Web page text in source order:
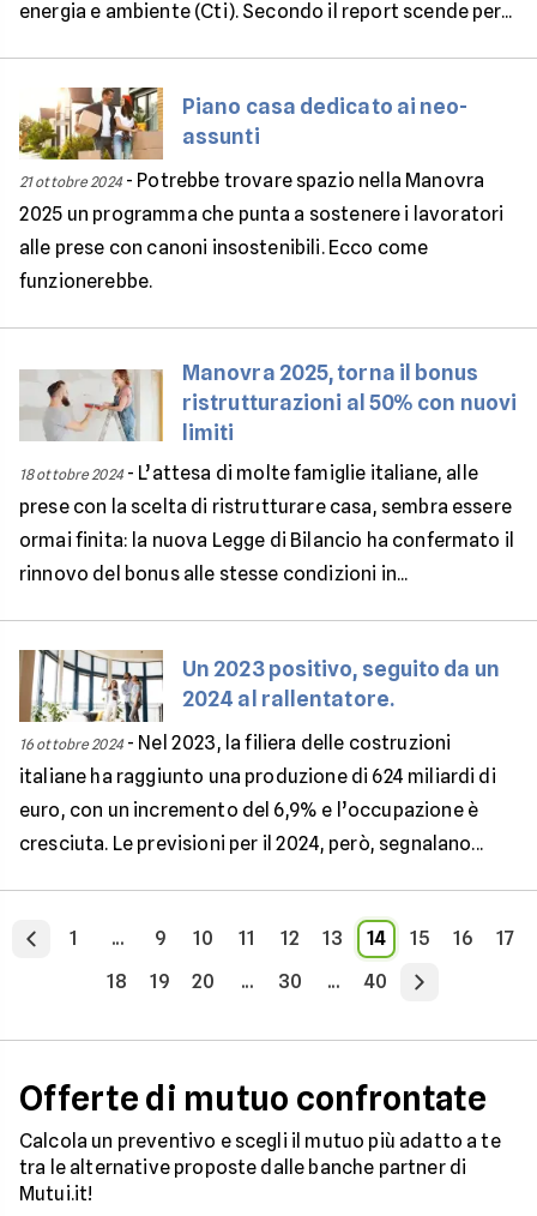
energia e ambiente (Cti). Secondo il report scende per...
Piano casa dedicato ai neo-
assunti
21 ottobre 2024- Potrebbe trovare spazio nella Manovra
2025 un programma che punta a sostenere i lavoratori
alle prese con canoni insostenibili. Ecco come
funzionerebbe.
Manovra 2025, torna il bonus
ristrutturazioni al 50% con nuovi
limiti
18 ottobre 2024- L’attesa di molte famiglie italiane, alle
prese con la scelta di ristrutturare casa, sembra essere
ormai finita: la nuova Legge di Bilancio ha confermato il
rinnovo del bonus alle stesse condizioni in...
Un 2023 positivo, seguito da un
2024 al rallentatore.
16 ottobre 2024- Nel 2023, la filiera delle costruzioni
italiane ha raggiunto una produzione di 624 miliardi di
euro, con un incremento del 6,9% e l’occupazione è
cresciuta. Le previsioni per il 2024, però, segnalano...
1 ... 9 10 11 12 13 14 15 16
17
18
19 20 ... 30 ... 40
Offerte di mutuo confrontate
Calcola un preventivo e scegli il mutuo più adatto a te
tra le alternative proposte dalle banche partner di
Mutui.it!